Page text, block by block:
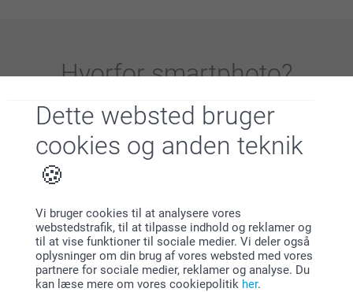
Dette websted bruger
cookies og anden teknik
Vi bruger cookies til at analysere vores
webstedstrafik, til at tilpasse indhold og reklamer og
til at vise funktioner til sociale medier. Vi deler også
oplysninger om din brug af vores websted med vores
partnere for sociale medier, reklamer og analyse. Du
kan læse mere om vores cookiepolitik her.
Hvorforsmartphoto?
Tilfreds kunde garanti